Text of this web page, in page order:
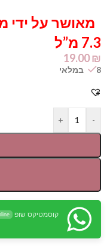
מאושר על ידי
7.3 מ”ל
19.00₪
8 במלאי
-
+
קוסמטיקס שופ